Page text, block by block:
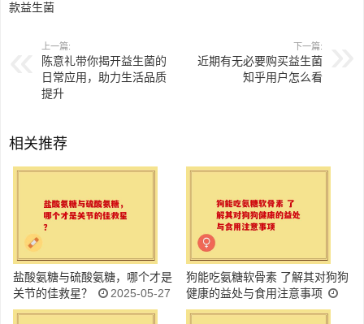
款益生菌
上一篇:
陈意礼带你揭开益生菌的
日常应用，助力生活品质
提升
下一篇:
近期有无必要购买益生菌
知乎用户怎么看
相关推荐
盐酸氨糖与硫酸氨糖，哪个才是
关节的佳救星？
2025-05-27
狗能吃氨糖软骨素 了解其对狗狗
健康的益处与食用注意事项
2025-05-27